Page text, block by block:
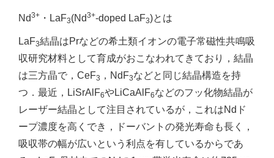
サービス
Nd3+ ・LaF3(Nd3+-doped LaF3)とは
LaF3結晶はPrなどの希土類イオンの電子常磁性共鳴吸
収研究材料として育成がおこなわれてきており，結晶
は三方晶で，CeF3 ，NdF3などと同じ結晶構造を持
つ．最近，LiSrAlF6やLiCaAlF6などのフッ化物結晶が
レーザー結晶として注目されているが，これはNdド
ープ濃度を高くでき，ドーバントの発光寿命も長く，
吸収帯の幅が広いという利点を有しているからであ